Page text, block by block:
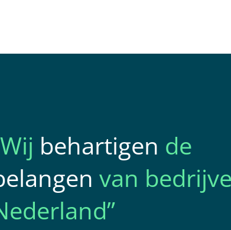
Wij behartigen de
van